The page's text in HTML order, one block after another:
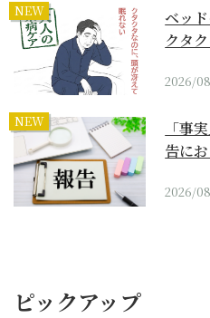
NEW
ベッ
クタ
2026/
NEW
「事
告に
2026/
ピックアップ